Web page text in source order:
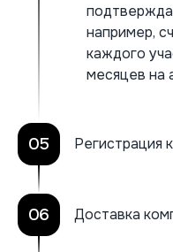
например,
каждого
месяцев на
05 Регистрация
06 Доставка